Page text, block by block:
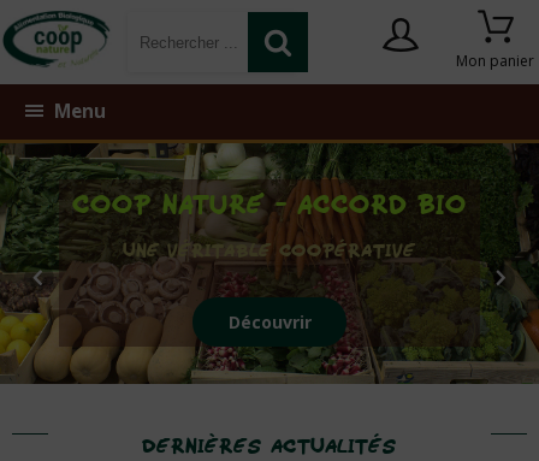
Mon panier
Menu
COOP NATURE - ACCORD BIO
Une véritable coopérative
Découvrir
DERNIÈRES ACTUALITÉS